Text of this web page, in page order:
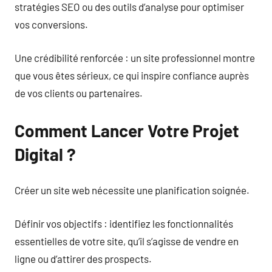
stratégies SEO ou des outils d’analyse pour optimiser
vos conversions.
Une crédibilité renforcée : un site professionnel montre
que vous êtes sérieux, ce qui inspire confiance auprès
de vos clients ou partenaires.
Comment Lancer Votre Projet
Digital ?
Créer un site web nécessite une planification soignée.
Définir vos objectifs : identifiez les fonctionnalités
essentielles de votre site, qu’il s’agisse de vendre en
ligne ou d’attirer des prospects.